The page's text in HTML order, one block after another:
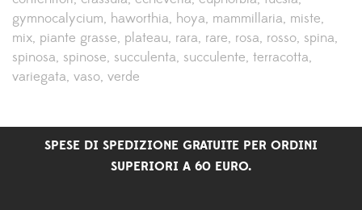
gymnocalycium haworthia hoya mammillaria miste
mix piante grasse plateau rara rare rosa rosso spina
spinosa spinose succulenta succulente terracotta
variegata vaso verde
SPESE DI SPEDIZIONE GRATUITE PER ORDINI
SUPERIORI A 60 EURO.